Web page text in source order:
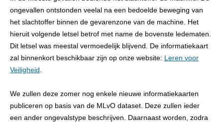
ongevallen ontstonden veelal na een bedoelde beweging van
het slachtoffer binnen de gevarenzone van de machine. Het
hieruit volgende letsel betrof met name de bovenste ledematen.
Dit letsel was meestal vermoedelijk blijvend. De informatiekaart
zal binnenkort beschikbaar zijn op onze website: Leren voor
Veiligheid
We zullen deze zomer nog enkele nieuwe informatiekaarten
publiceren op basis van de MLvO dataset. Deze zullen ieder
een ander ongevalstype beschrijven. Daarnaast worden, zodra